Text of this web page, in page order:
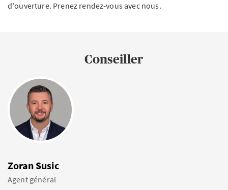
d'ouverture. Prenez rendez-vous avec nous.
Conseiller
Zoran Susic
Agent général